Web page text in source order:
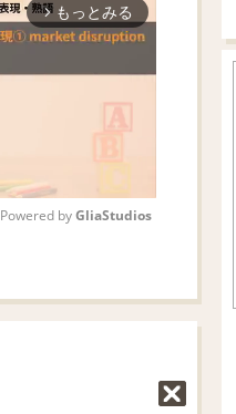
arrow_forward_ios もっとみる
Powered by GliaStudios